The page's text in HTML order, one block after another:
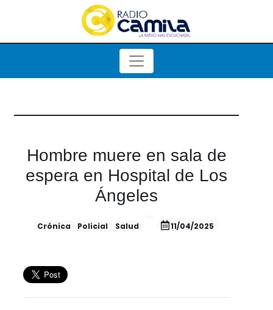
Hombre muere en sala de
espera en Hospital de Los
Ángeles
Crónica Policial Salud 11/04/2025